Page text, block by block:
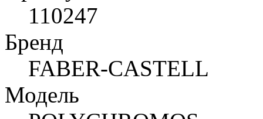
110247
Бренд
FABER-CASTELL
Модель